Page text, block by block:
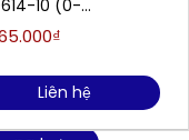
10 (0-
0.01mm)
Liên hệ